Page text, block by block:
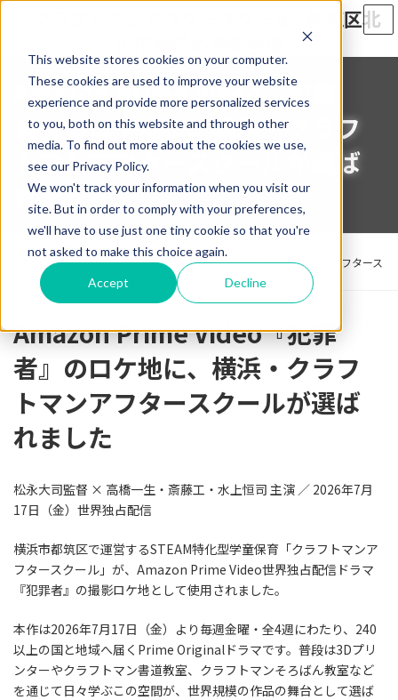
This website stores cookies on your computer.
These cookies are used to improve your website
experience and provide more personalized services
to you, both on this website and through other
media. To find out more about the cookies we use,
see our Privacy Policy.
We won't track your information when you visit our
site. But in order to comply with your preferences,
we'll have to use just one tiny cookie so that you're
not asked to make this choice again.
Accept Decline
コナ
Amazon Prime Video『犯罪
者』のロケ地に、横浜・クラフ
トマンアフタースクールが選ば
れました
ホーム お知らせ・ブログ一覧
お知らせ
Amazon Prime Video『犯罪者』のロケ地に、横浜・クラフトマンアフタース
クールが選ばれました
Amazon Prime Video『犯罪
者』のロケ地に、横浜・クラフ
トマンアフタースクールが選ば
れました
松永大司監督 × 高橋一生・斎藤工・水上恒司 主演 ／ 2026年7月
17日（金）世界独占配信
横浜市都筑区で運営するSTEAM特化型学童保育「クラフトマンア
フタースクール」が、Amazon Prime Video世界独占配信ドラマ
『犯罪者』の撮影ロケ地として使用されました。
本作は2026年7月17日（金）より毎週金曜・全4週にわたり、240
以上の国と地域へ届くPrime Originalドラマです。普段は3Dプリ
ンターやクラフトマン書道教室、クラフトマンそろばん教室など
を通じて日々学ぶこの空間が、世界規模の作品の舞台として選ば